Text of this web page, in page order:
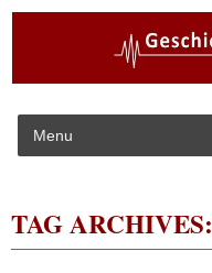
Skip to content
TAG ARCHIVES: